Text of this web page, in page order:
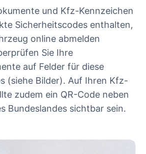
und Kfz-Kennzeichen
Sicherheitscodes enthalten,
online abmelden
Sie Ihre
auf Felder für diese
(siehe Bilder). Auf Ihren Kfz-
zudem ein QR-Code neben
Bundeslandes sichtbar sein.